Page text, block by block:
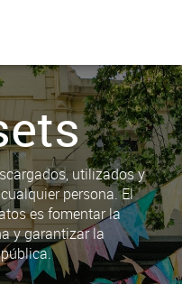
utilizados y
persona. El
es fomentar la
y garantizar la